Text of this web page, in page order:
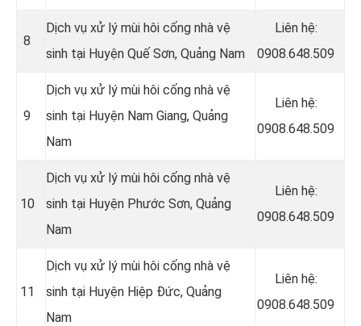
8
Dịch vụ xử lý mùi hôi cống nhà vệ
sinh tại Huyện Quế Sơn, Quảng Nam
Liên hệ:
0908.648.509
9
Dịch vụ xử lý mùi hôi cống nhà vệ
sinh tại Huyện Nam Giang, Quảng
Nam
Liên hệ:
0908.648.509
10
Dịch vụ xử lý mùi hôi cống nhà vệ
sinh tại Huyện Phước Sơn, Quảng
Nam
Liên hệ:
0908.648.509
11
Dịch vụ xử lý mùi hôi cống nhà vệ
sinh tại Huyện Hiệp Đức, Quảng
Nam
Liên hệ:
0908.648.509